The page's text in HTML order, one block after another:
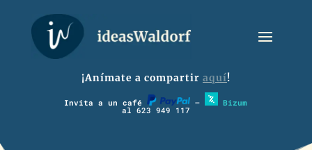
¡Anímate a compartir aquí!
Invita a un café – Bizum
al 623 949 117